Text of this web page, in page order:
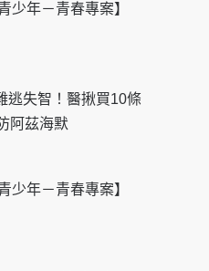
少年－青春專案】
逃失智！醫揪買10條
阿茲海默
少年－青春專案】